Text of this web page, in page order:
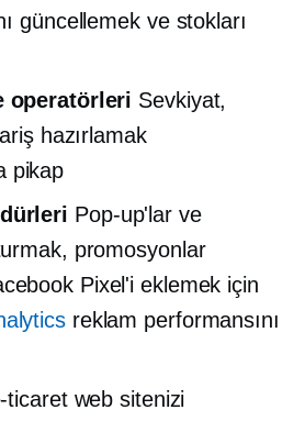
güncellemek ve stokları
operatörleri Sevkiyat,
hazırlamak
pikap
Pop-up'lar ve
promosyonlar
Pixel'i eklemek için
reklam performansını
web sitenizi